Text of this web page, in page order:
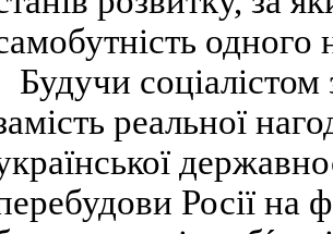
одного
Будучи
реальної
Росії на